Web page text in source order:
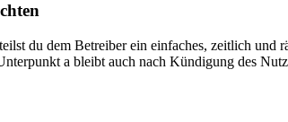
du dem Betreiber ein einfaches, zeitlich
a bleibt auch nach Kündigung des